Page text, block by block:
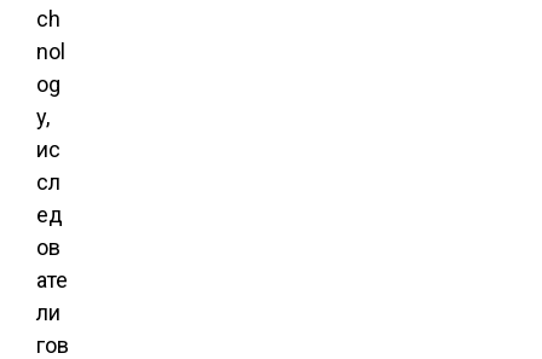
ch
nol
og
y,
ис
сл
ед
ов
ате
ли
гов